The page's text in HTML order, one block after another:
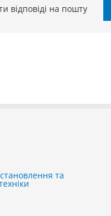
відповіді на пошту
та